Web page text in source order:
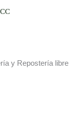
y Repostería libre